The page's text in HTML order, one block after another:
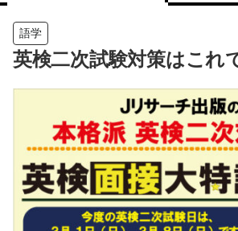
語学
英検二次試験対策はこれ